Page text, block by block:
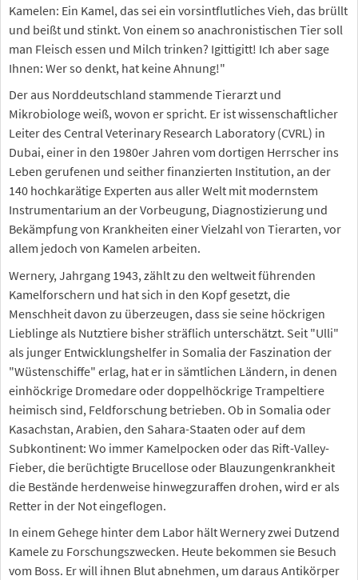
Kamelen: Ein Kamel, das sei ein vorsintflutliches Vieh, das brüllt
und beißt und stinkt. Von einem so anachronistischen Tier soll
man Fleisch essen und Milch trinken? Igittigitt! Ich aber sage
Ihnen: Wer so denkt, hat keine Ahnung!"
Der aus Norddeutschland stammende Tierarzt und
Mikrobiologe weiß, wovon er spricht. Er ist wissenschaftlicher
Leiter des Central Veterinary Research Laboratory (CVRL) in
Dubai, einer in den 1980er Jahren vom dortigen Herrscher ins
Leben gerufenen und seither finanzierten Institution, an der
140 hochkarätige Experten aus aller Welt mit modernstem
Instrumentarium an der Vorbeugung, Diagnostizierung und
Bekämpfung von Krankheiten einer Vielzahl von Tierarten, vor
allem jedoch von Kamelen arbeiten.
Wernery, Jahrgang 1943, zählt zu den weltweit führenden
Kamelforschern und hat sich in den Kopf gesetzt, die
Menschheit davon zu überzeugen, dass sie seine höckrigen
Lieblinge als Nutztiere bisher sträflich unterschätzt. Seit "Ulli"
als junger Entwicklungshelfer in Somalia der Faszination der
"Wüstenschiffe" erlag, hat er in sämtlichen Ländern, in denen
einhöckrige Dromedare oder doppelhöckrige Trampeltiere
heimisch sind, Feldforschung betrieben. Ob in Somalia oder
Kasachstan, Arabien, den Sahara-Staaten oder auf dem
Subkontinent: Wo immer Kamelpocken oder das Rift-Valley-
Fieber, die berüchtigte Brucellose oder Blauzungenkrankheit
die Bestände herdenweise hinwegzuraffen drohen, wird er als
Retter in der Not eingeflogen.
In einem Gehege hinter dem Labor hält Wernery zwei Dutzend
Kamele zu Forschungszwecken. Heute bekommen sie Besuch
vom Boss. Er will ihnen Blut abnehmen, um daraus Antikörper